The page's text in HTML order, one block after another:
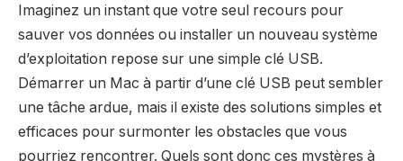
Imaginez un instant que votre seul recours pour
sauver vos données ou installer un nouveau système
d’exploitation repose sur une simple clé USB.
Démarrer un Mac à partir d’une clé USB peut sembler
une tâche ardue, mais il existe des solutions simples et
efficaces pour surmonter les obstacles que vous
pourriez rencontrer. Quels sont donc ces mystères à